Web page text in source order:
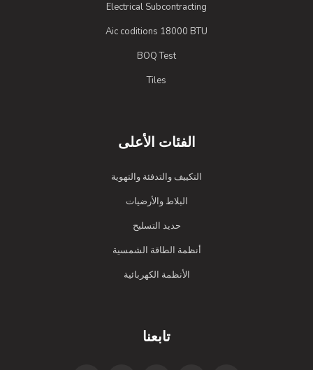
Electrical Subcontracting
Aic coditions 18000 BTU
BOQ Test
Tiles
الفئات الأعلى
التكييف والتدفئة والتهوية
البلاط والأرضيات
حديد التسليح
أنظمة الطاقة الشمسية
الأنظمة الكهربائية
تابعنا